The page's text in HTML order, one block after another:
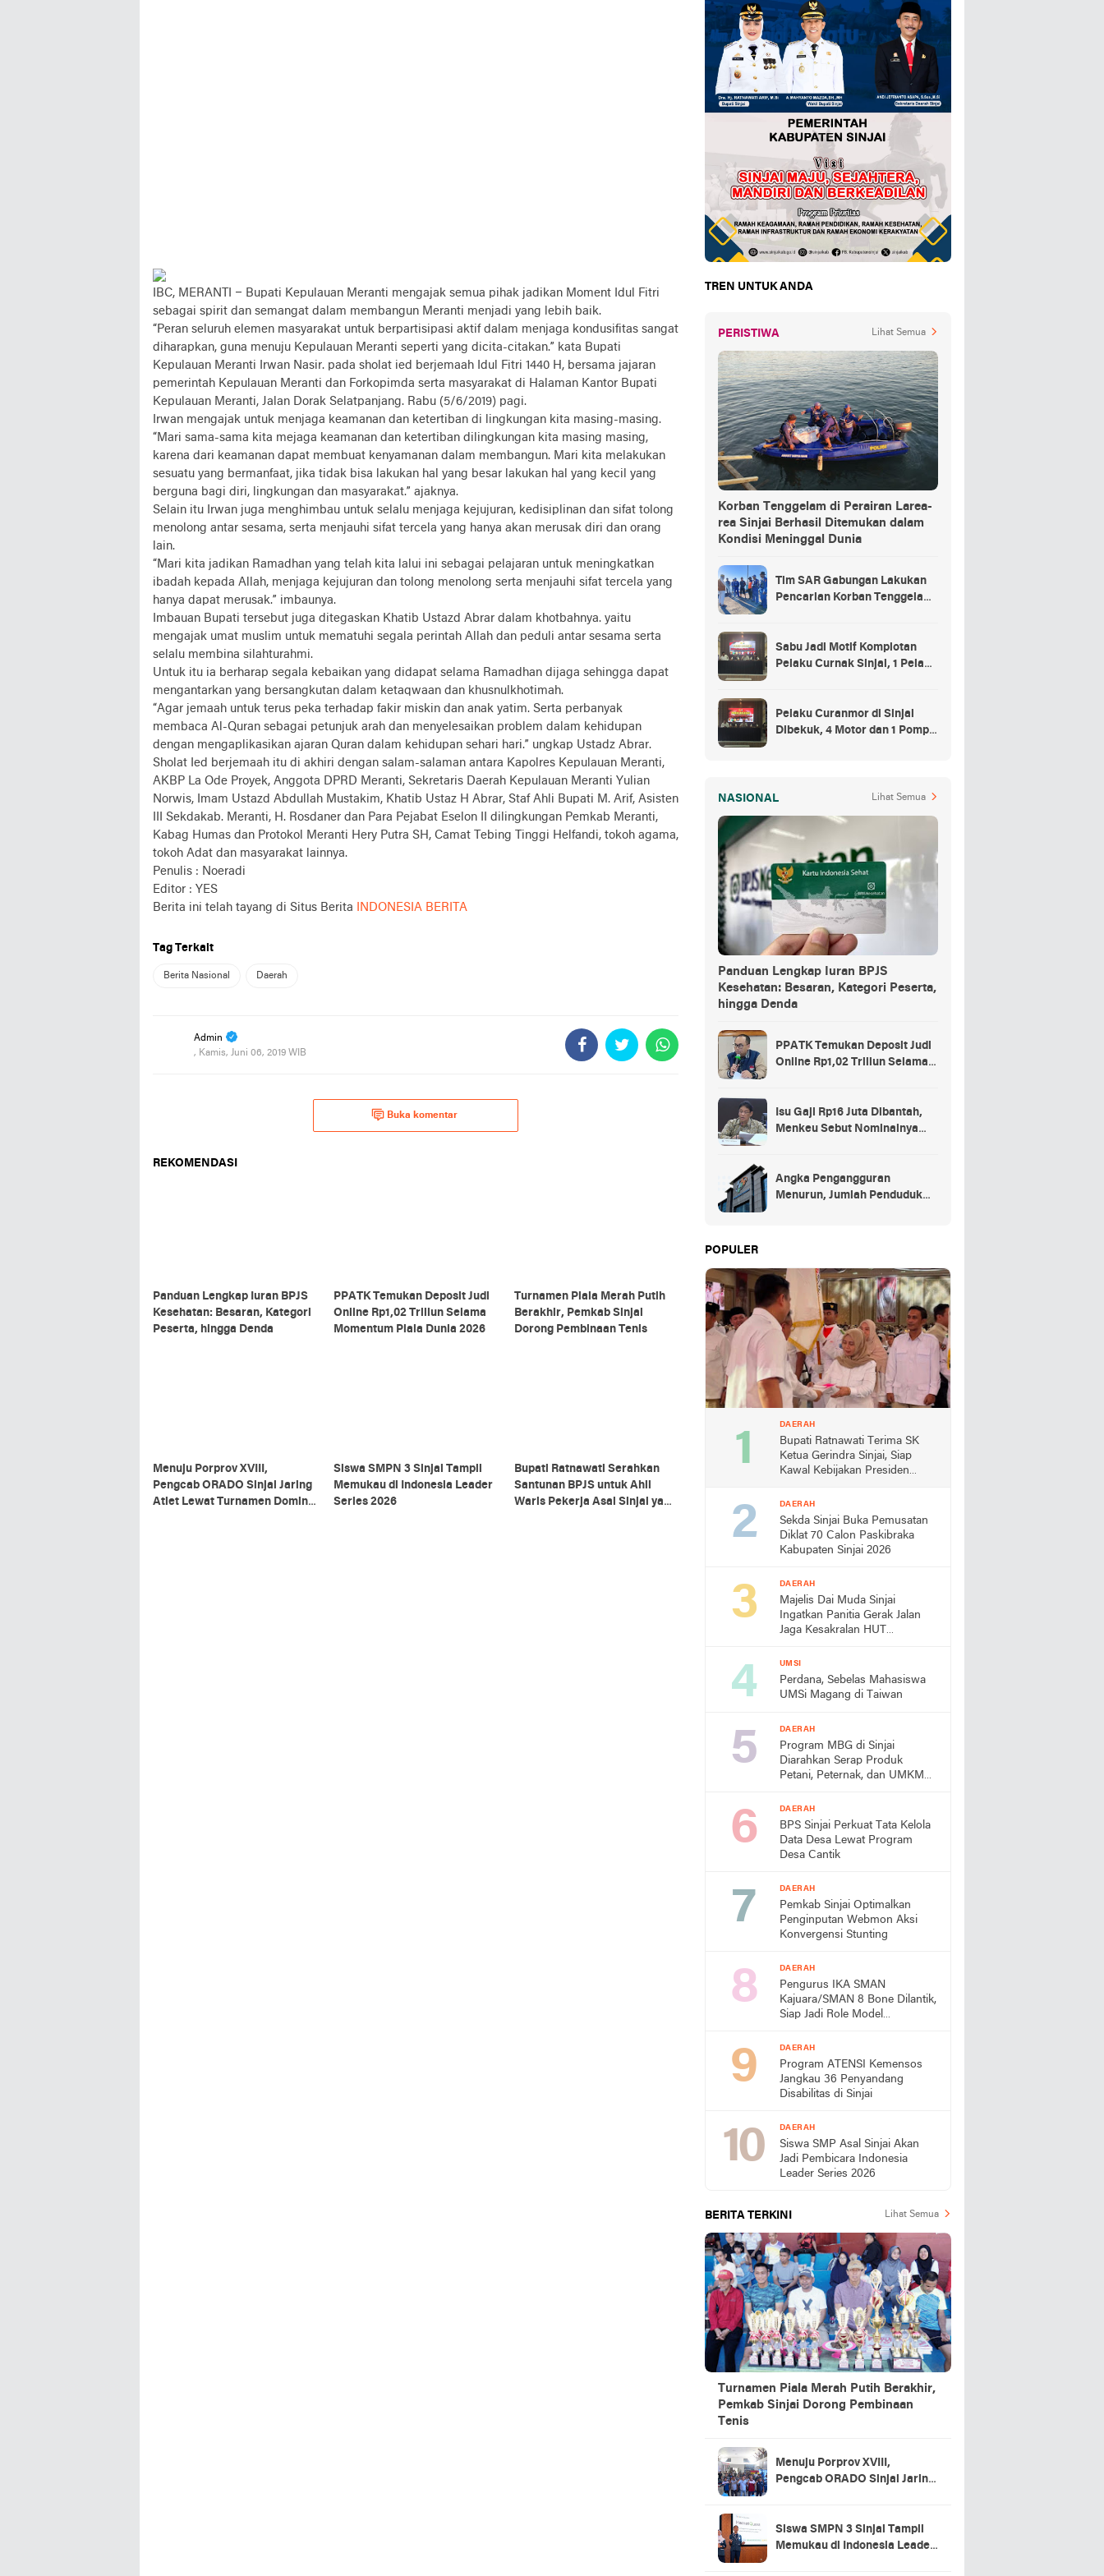
IBC, MERANTI – Bupati Kepulauan Meranti mengajak semua pihak jadikan Moment Idul Fitri
sebagai spirit dan semangat dalam membangun Meranti menjadi yang lebih baik.
“Peran seluruh elemen masyarakat untuk berpartisipasi aktif dalam menjaga kondusifitas sangat
diharapkan, guna menuju Kepulauan Meranti seperti yang dicita-citakan.” kata Bupati
Kepulauan Meranti Irwan Nasir. pada sholat ied berjemaah Idul Fitri 1440 H, bersama jajaran
pemerintah Kepulauan Meranti dan Forkopimda serta masyarakat di Halaman Kantor Bupati
Kepulauan Meranti, Jalan Dorak Selatpanjang. Rabu (5/6/2019) pagi.
Irwan mengajak untuk menjaga keamanan dan ketertiban di lingkungan kita masing-masing.
“Mari sama-sama kita mejaga keamanan dan ketertiban dilingkungan kita masing masing,
karena dari keamanan dapat membuat kenyamanan dalam membangun. Mari kita melakukan
sesuatu yang bermanfaat, jika tidak bisa lakukan hal yang besar lakukan hal yang kecil yang
berguna bagi diri, lingkungan dan masyarakat.” ajaknya.
Selain itu Irwan juga menghimbau untuk selalu menjaga kejujuran, kedisiplinan dan sifat tolong
menolong antar sesama, serta menjauhi sifat tercela yang hanya akan merusak diri dan orang
lain.
“Mari kita jadikan Ramadhan yang telah kita lalui ini sebagai pelajaran untuk meningkatkan
ibadah kepada Allah, menjaga kejujuran dan tolong menolong serta menjauhi sifat tercela yang
hanya dapat merusak.” imbaunya.
Imbauan Bupati tersebut juga ditegaskan Khatib Ustazd Abrar dalam khotbahnya. yaitu
mengajak umat muslim untuk mematuhi segala perintah Allah dan peduli antar sesama serta
selalu membina silahturahmi.
Untuk itu ia berharap segala kebaikan yang didapat selama Ramadhan dijaga sehingga dapat
mengantarkan yang bersangkutan dalam ketaqwaan dan khusnulkhotimah.
“Agar jemaah untuk terus peka terhadap fakir miskin dan anak yatim. Serta perbanyak
membaca Al-Quran sebagai petunjuk arah dan menyelesaikan problem dalam kehidupan
dengan mengaplikasikan ajaran Quran dalam kehidupan sehari hari.” ungkap Ustadz Abrar.
Sholat Ied berjemaah itu di akhiri dengan salam-salaman antara Kapolres Kepulauan Meranti,
AKBP La Ode Proyek, Anggota DPRD Meranti, Sekretaris Daerah Kepulauan Meranti Yulian
Norwis, Imam Ustazd Abdullah Mustakim, Khatib Ustaz H Abrar, Staf Ahli Bupati M. Arif, Asisten
III Sekdakab. Meranti, H. Rosdaner dan Para Pejabat Eselon II dilingkungan Pemkab Meranti,
Kabag Humas dan Protokol Meranti Hery Putra SH, Camat Tebing Tinggi Helfandi, tokoh agama,
tokoh Adat dan masyarakat lainnya.
Penulis : Noeradi
Editor : YES
Berita ini telah tayang di Situs Berita
INDONESIA BERITA
Tag Terkait
Berita Nasional Daerah
Admin
, Kamis, Juni 06, 2019 WIB
Buka komentar
REKOMENDASI
Panduan Lengkap Iuran BPJS
Kesehatan: Besaran, Kategori
Peserta, hingga Denda
PPATK Temukan Deposit Judi
Online Rp1,02 Triliun Selama
Momentum Piala Dunia 2026
Turnamen Piala Merah Putih
Berakhir, Pemkab Sinjai
Dorong Pembinaan Tenis
Menuju Porprov XVIII,
Pengcab ORADO Sinjai Jaring
Atlet Lewat Turnamen Domino
Siswa SMPN 3 Sinjai Tampil
Memukau di Indonesia Leader
Series 2026
Bupati Ratnawati Serahkan
Santunan BPJS untuk Ahli
Waris Pekerja Asal Sinjai yang
TREN UNTUK ANDA
PERISTIWA Lihat Semua
Korban Tenggelam di Perairan Larea-
rea Sinjai Berhasil Ditemukan dalam
Kondisi Meninggal Dunia
Tim SAR Gabungan Lakukan
Pencarian Korban Tenggelam
Sabu Jadi Motif Komplotan
Pelaku Curnak Sinjai, 1 Pelaku
Pelaku Curanmor di Sinjai
Dibekuk, 4 Motor dan 1 Pompa
NASIONAL Lihat Semua
Panduan Lengkap Iuran BPJS
Kesehatan: Besaran, Kategori Peserta,
hingga Denda
PPATK Temukan Deposit Judi
Online Rp1,02 Triliun Selama
Isu Gaji Rp16 Juta Dibantah,
Menkeu Sebut Nominalnya
Angka Pengangguran
Menurun, Jumlah Penduduk
POPULER
DAERAH
Bupati Ratnawati Terima SK
Ketua Gerindra Sinjai, Siap
Kawal Kebijakan Presiden
DAERAH
Sekda Sinjai Buka Pemusatan
Diklat 70 Calon Paskibraka
Kabupaten Sinjai 2026
DAERAH
Majelis Dai Muda Sinjai
Ingatkan Panitia Gerak Jalan
Jaga Kesakralan HUT
UMSI
Perdana, Sebelas Mahasiswa
UMSi Magang di Taiwan
DAERAH
Program MBG di Sinjai
Diarahkan Serap Produk
Petani, Peternak, dan UMKM
DAERAH
BPS Sinjai Perkuat Tata Kelola
Data Desa Lewat Program
Desa Cantik
DAERAH
Pemkab Sinjai Optimalkan
Penginputan Webmon Aksi
Konvergensi Stunting
DAERAH
Pengurus IKA SMAN
Kajuara/SMAN 8 Bone Dilantik,
Siap Jadi Role Model
DAERAH
Program ATENSI Kemensos
Jangkau 36 Penyandang
Disabilitas di Sinjai
DAERAH
Siswa SMP Asal Sinjai Akan
Jadi Pembicara Indonesia
Leader Series 2026
BERITA TERKINI Lihat Semua
Turnamen Piala Merah Putih Berakhir,
Pemkab Sinjai Dorong Pembinaan
Tenis
Menuju Porprov XVIII,
Pengcab ORADO Sinjai Jaring
Siswa SMPN 3 Sinjai Tampil
Memukau di Indonesia Leader